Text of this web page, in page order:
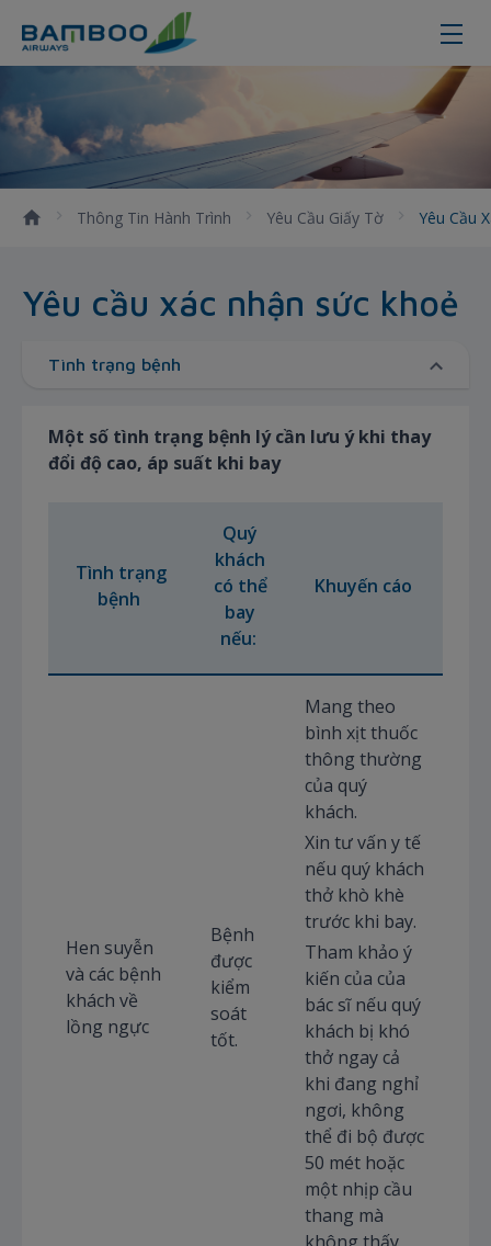
Yêu cầu xác nhận sức khỏe -
Thông Tin Hành Trình Yêu Cầu Giấy Tờ Yêu Cầu
Yêu cầu xác nhận sức khoẻ
Tình trạng bệnh
Một số tình trạng bệnh lý cần lưu ý khi thay
đổi độ cao, áp suất khi bay
Tình trạng
bệnh
Quý
khách
có thể
bay
nếu:
Khuyến cáo
Hen suyễn
và các bệnh
khách về
lồng ngực
Bệnh
được
kiểm
soát
tốt.
Mang theo
bình xịt thuốc
thông thường
của quý
khách.
Xin tư vấn y tế
nếu quý khách
thở khò khè
trước khi bay.
Tham khảo ý
kiến của của
bác sĩ nếu quý
khách bị khó
thở ngay cả
khi đang nghỉ
ngơi, không
thể đi bộ được
50 mét hoặc
một nhịp cầu
thang mà